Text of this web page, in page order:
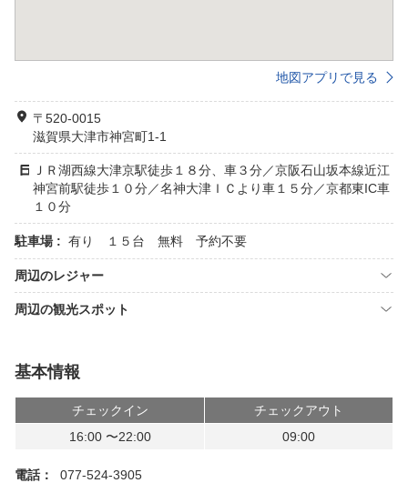
地図アプリで見る
〒520-0015
滋賀県大津市神宮町1-1
ＪＲ湖西線大津京駅徒歩１８分、車３分／京阪石山坂本線近江
神宮前駅徒歩１０分／名神大津ＩＣより車１５分／京都東IC車
１０分
駐車場 : 有り １５台 無料 予約不要
周辺のレジャー
周辺の観光スポット
基本情報
チェックイン
チェックアウト
16:00 〜22:00
09:00
電話：
077-524-3905